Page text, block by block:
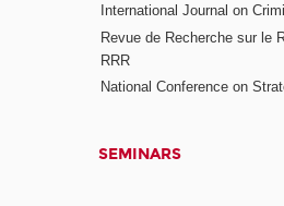
International Journal on
Revue de Recherche sur le
RRR
National Conference on
SEMINARS